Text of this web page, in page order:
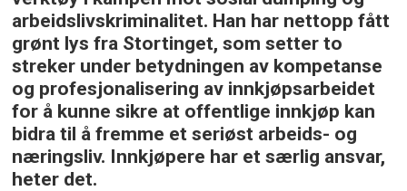
arbeidslivskriminalitet. Han har nettopp fått
grønt lys fra Stortinget, som setter to
streker under betydningen av kompetanse
og profesjonalisering av innkjøpsarbeidet
for å kunne sikre at offentlige innkjøp kan
bidra til å fremme et seriøst arbeids- og
næringsliv. Innkjøpere har et særlig ansvar,
heter det.